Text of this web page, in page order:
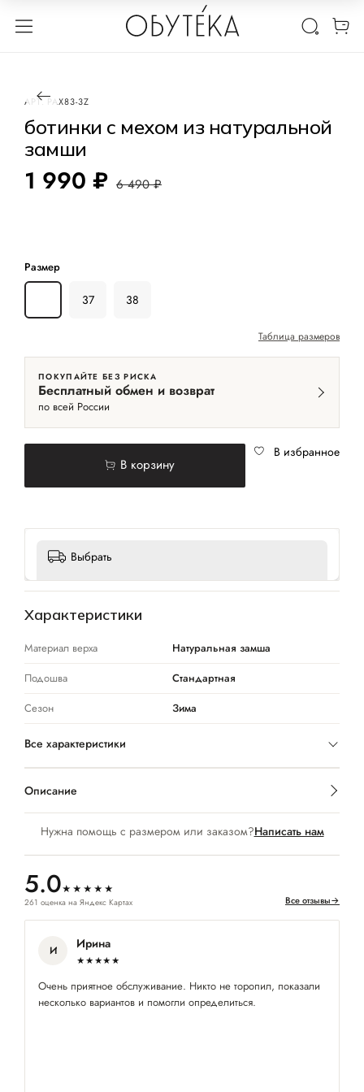
1 / 3
АРТ. PAX83-3Z
ботинки с мехом из натуральной
замши
1 990 ₽ 6 490 ₽
Размер
37 38
Таблица размеров
ПОКУПАЙТЕ БЕЗ РИСКА
Бесплатный обмен и возврат
по всей России
В корзину
В избранное
Выбрать
Нужна помощь с размером или заказом?Написать нам
5.0★★★★★
261 оценка на Яндекс Картах Все отзывы→
И Ирина
★★★★★
Очень приятное обслуживание. Никто не торопил, показали
несколько вариантов и помогли определиться.
Характеристики
Материал верха
Натуральная замша
Подошва
Стандартная
Сезон
Зима
Все характеристики
Описание